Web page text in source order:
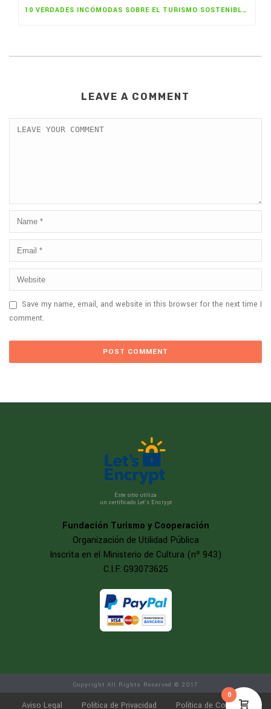
10 VERDADES INCÓMODAS SOBRE EL TURISMO SOSTENIBLE Y LA SOSTENIBILIDAD
LEAVE A COMMENT
Save my name, email, and website in this browser for the next time I
comment.
Este sitio utiliza
un certificado Let’s Encrypt
Fundación Turismo y Cooperación
Organización de Utilidad Pública
Inscrita en el Ministerio de Cultura (nº 943)
C.I.F. G93073625
Copyright All Rights Reserved © 2017
0
Aviso Legal Política de Privacidad Política de Cookies